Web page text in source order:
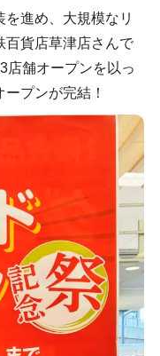
進め、大規模なリ
百貨店草津店さんで
店舗オープンを以っ
プンが完結！